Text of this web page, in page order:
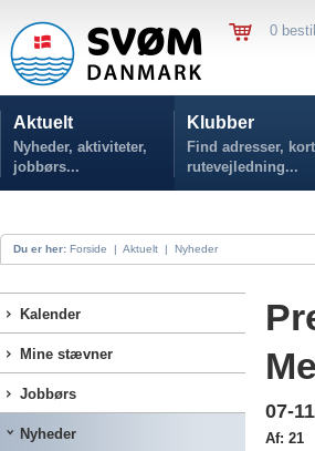
0
Aktuelt
Nyheder, aktiviteter,
jobbørs...
Klubber
Find adresser, kort
rutevejledning...
Du er her: Forside | Aktuelt | Nyheder
Kalender
Mine stævner
Jobbørs
Nyheder
07-
Af: 21